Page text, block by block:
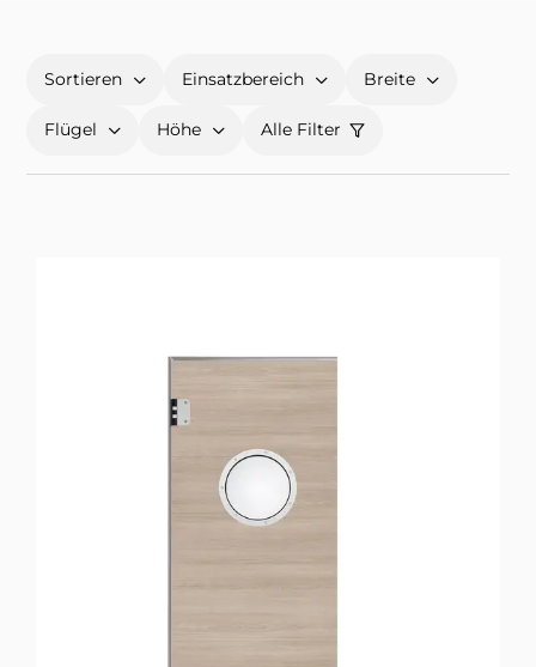
Sortieren Einsatzbereich Breite
Flügel Höhe Alle Filter